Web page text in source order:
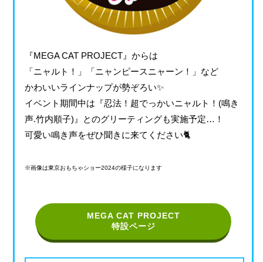
『MEGA CAT PROJECT』からは
「ニャルト！」「ニャンピースニャーン！」など
かわいいラインナップが勢ぞろい✨
イベント期間中は『忍法！超でっかいニャルト！(鳴き
声.竹内順子)』とのグリーティングも実施予定…！
可愛い鳴き声をぜひ聞きに来てください🐈
※画像は東京おもちゃショー2024の様子になります
MEGA CAT PROJECT
特設ページ